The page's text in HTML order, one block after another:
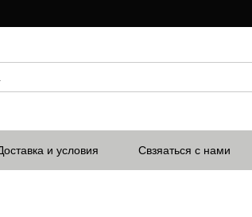
и условия Свзяаться с нами